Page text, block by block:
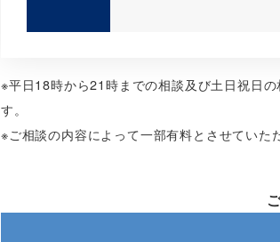
※平日18時から21時までの相談及び土日祝日
す。
※ご相談の内容によって一部有料とさせていた